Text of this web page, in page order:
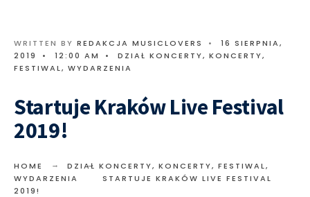
WRITTEN BY REDAKCJA MUSICLOVERS •
16 SIERPNIA,
2019
• 12:00 AM • DZIAŁ KONCERTY, KONCERTY,
FESTIWAL, WYDARZENIA
Startuje Kraków Live Festival
2019!
HOME DZIAŁ KONCERTY, KONCERTY, FESTIWAL,
WYDARZENIA
STARTUJE KRAKÓW LIVE FESTIVAL
2019!